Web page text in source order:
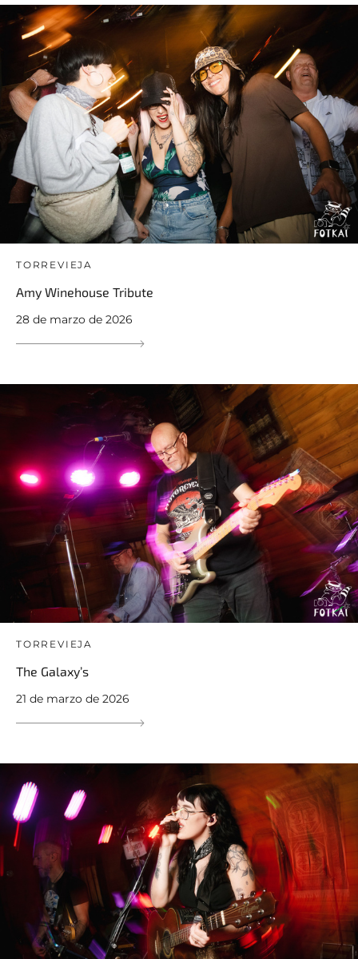
TORREVIEJA
Amy Winehouse Tribute
28 de marzo de 2026
TORREVIEJA
The Galaxy’s
21 de marzo de 2026